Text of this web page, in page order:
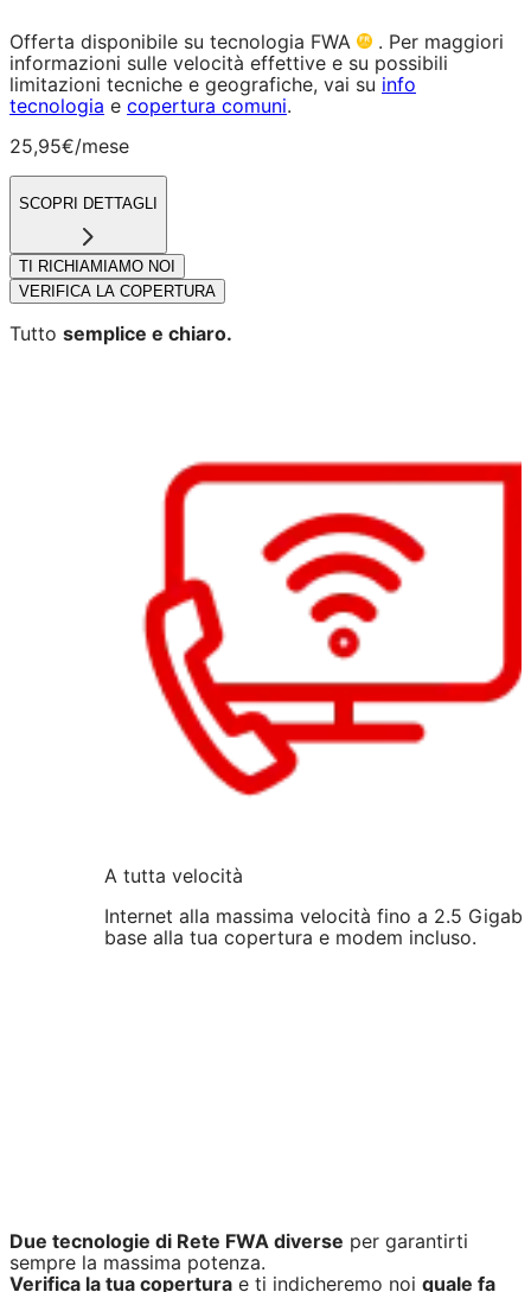
Offerta disponibile su tecnologia FWA
. Per maggiori
informazioni sulle velocità effettive e su possibili
limitazioni tecniche e geografiche, vai su info
tecnologia e copertura comuni.
25,95€/mese
SCOPRI DETTAGLI
TI RICHIAMIAMO NOI
VERIFICA LA COPERTURA
Tutto semplice e chiaro.
A tutta velocità
Internet alla massima velocità fino a 2.5
base alla tua copertura e modem incluso.
Due tecnologie di Rete FWA diverse per garantirti
sempre la massima potenza.
Verifica la tua copertura e ti indicheremo noi quale fa